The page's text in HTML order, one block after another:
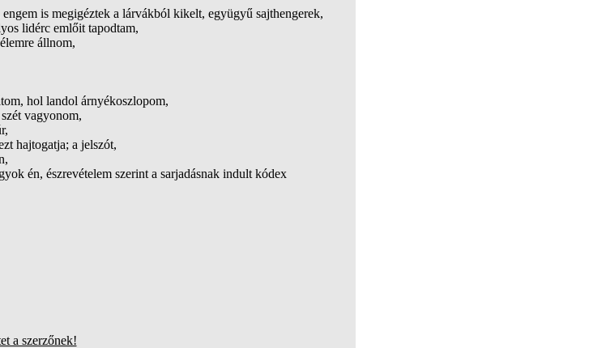
is megigéztek a lárvákból kikelt, együgyű sajthengerek,
lidérc emlőit tapodtam,
állnom,
hol landol árnyékoszlopom,
vagyonom,
hajtogatja; a jelszót,
én, észrevételem szerint a sarjadásnak indult kódex
a szerzőnek!